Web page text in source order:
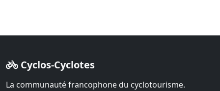
Cyclos-Cyclotes
La communauté francophone du cyclotourisme.